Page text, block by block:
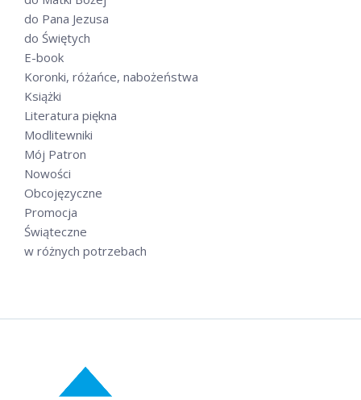
do Pana Jezusa
do Świętych
E-book
Koronki, różańce, nabożeństwa
Książki
Literatura piękna
Modlitewniki
Mój Patron
Nowości
Obcojęzyczne
Promocja
Świąteczne
w różnych potrzebach